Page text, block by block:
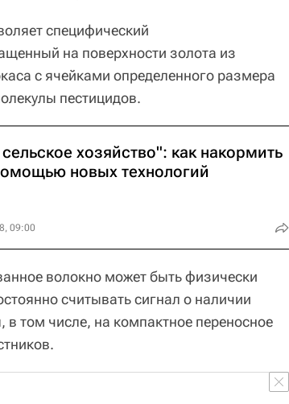
специфический
на поверхности золота из
с ячейками определенного размера
пестицидов.
хозяйство": как накормить
новых технологий
09:00
волокно может быть физически
считывать сигнал о наличии
в том числе, на компактное переносное